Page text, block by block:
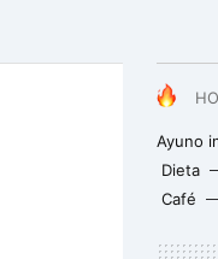
Ayuno
Dieta
Café